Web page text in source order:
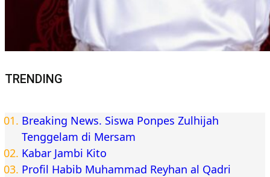
TRENDING
Breaking News. Siswa Ponpes Zulhijah
Tenggelam di Mersam
Kabar Jambi Kito
Profil Habib Muhammad Reyhan al Qadri